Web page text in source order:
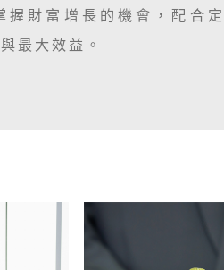
握財富增長的機會，配合
最大效益。